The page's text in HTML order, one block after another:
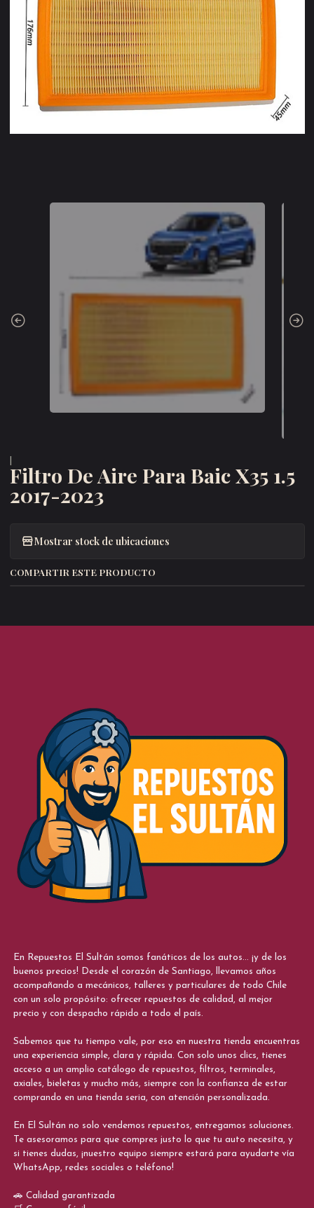
Filtro De Aire Para Baic X35 1.5
2017-2023
Mostrar stock de ubicaciones
COMPARTIR ESTE PRODUCTO
En Repuestos El Sultán somos fanáticos de los autos... ¡y de los
buenos precios! Desde el corazón de Santiago, llevamos años
acompañando a mecánicos, talleres y particulares de todo Chile
con un solo propósito: ofrecer repuestos de calidad, al mejor
precio y con despacho rápido a todo el país.
Sabemos que tu tiempo vale, por eso en nuestra tienda encuentras
una experiencia simple, clara y rápida. Con solo unos clics, tienes
acceso a un amplio catálogo de repuestos, filtros, terminales,
axiales, bieletas y mucho más, siempre con la confianza de estar
comprando en una tienda seria, con atención personalizada.
En El Sultán no solo vendemos repuestos, entregamos soluciones.
Te asesoramos para que compres justo lo que tu auto necesita, y
si tienes dudas, ¡nuestro equipo siempre estará para ayudarte vía
WhatsApp, redes sociales o teléfono!
🚗 Calidad garantizada